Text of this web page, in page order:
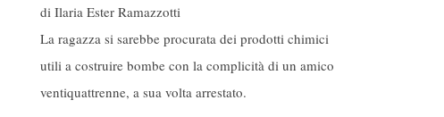
di Ilaria Ester Ramazzotti
La ragazza si sarebbe procurata dei prodotti chimici
utili a costruire bombe con la complicità di un amico
ventiquattrenne, a sua volta arrestato.